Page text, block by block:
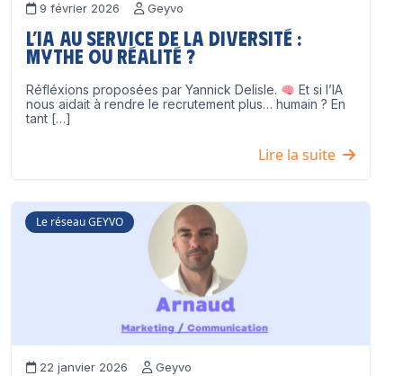
9 février 2026 Geyvo
L’IA au service de la diversité :
mythe ou réalité ?
Réfléxions proposées par Yannick Delisle.
Et si l’IA
nous aidait à rendre le recrutement plus… humain ? En
tant […]
Lire la suite
Le réseau GEYVO
22 janvier 2026 Geyvo